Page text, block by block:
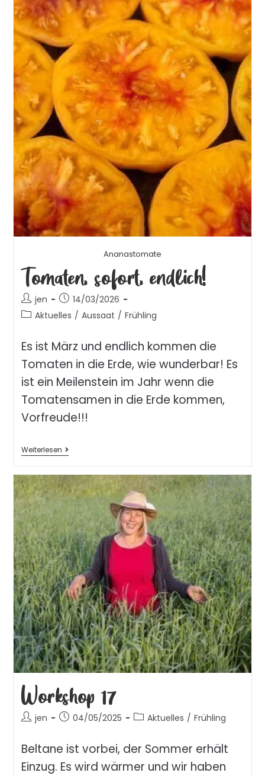
Ananastomate
Tomaten, sofort, endlich!
jen
14/03/2026
Aktuelles / Aussaat / Frühling
Es ist März und endlich kommen die
Tomaten in die Erde, wie wunderbar! Es
ist ein Meilenstein im Jahr wenn die
Tomatensamen in die Erde kommen,
Vorfreude!!!
Weiterlesen
Workshop 17
jen 04/05/2025 Aktuelles / Frühling
Beltane ist vorbei, der Sommer erhält
Einzug. Es wird wärmer und wir haben